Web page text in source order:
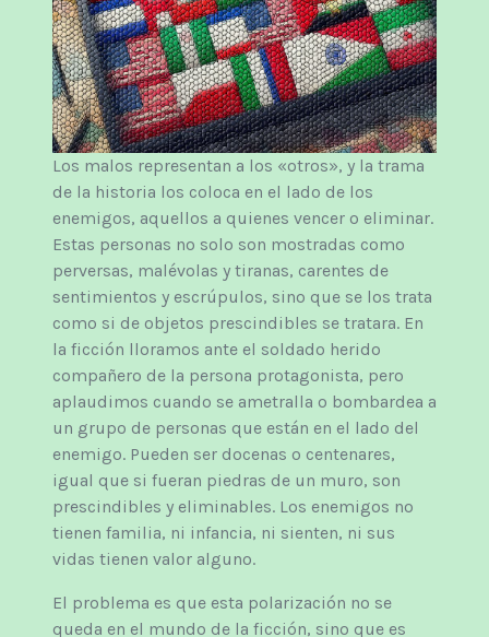
Los malos representan a los «otros», y la trama
de la historia los coloca en el lado de los
enemigos, aquellos a quienes vencer o eliminar.
Estas personas no solo son mostradas como
perversas, malévolas y tiranas, carentes de
sentimientos y escrúpulos, sino que se los trata
como si de objetos prescindibles se tratara. En
la ficción lloramos ante el soldado herido
compañero de la persona protagonista, pero
aplaudimos cuando se ametralla o bombardea a
un grupo de personas que están en el lado del
enemigo. Pueden ser docenas o centenares,
igual que si fueran piedras de un muro, son
prescindibles y eliminables. Los enemigos no
tienen familia, ni infancia, ni sienten, ni sus
vidas tienen valor alguno.
El problema es que esta polarización no se
queda en el mundo de la ficción, sino que es